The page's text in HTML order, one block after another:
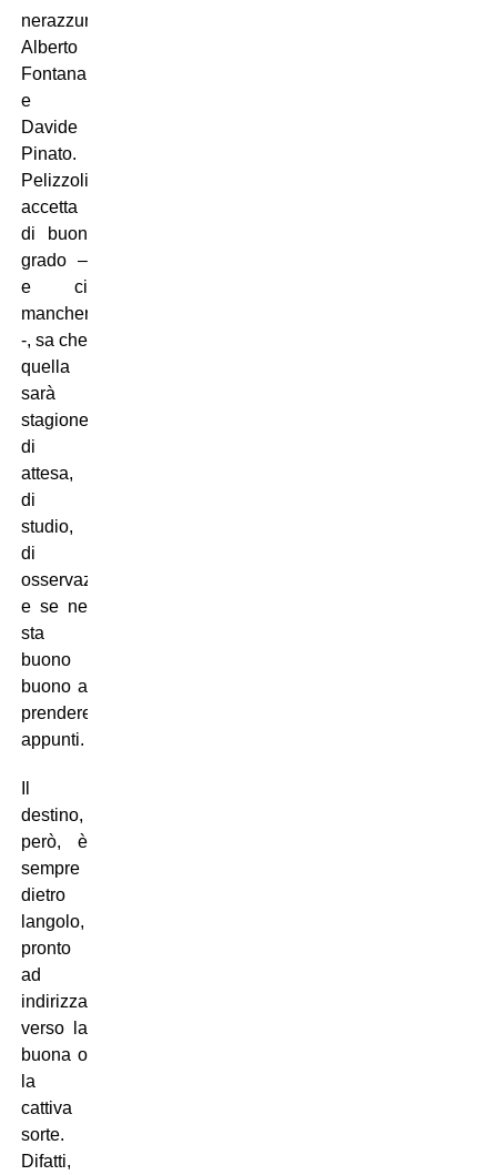
nerazzurro,
Alberto
Fontana
e
Davide
Pinato.
Pelizzoli
accetta
di buon
grado –
e ci
mancherebbe
-, sa che
quella
sarà
stagione
di
attesa,
di
studio,
di
osservazione,
e se ne
sta
buono
buono a
prendere
appunti.
destino,
però, è
sempre
dietro
langolo,
pronto
ad
indirizzarti
verso la
buona o
la
cattiva
sorte.
Difatti,